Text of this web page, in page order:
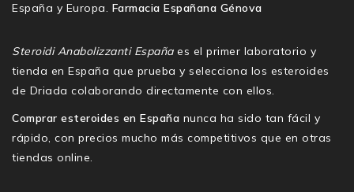
España y Europa. Farmacia Españana Génova
Steroidi Anabolizzanti Españaes el primer laboratorio y
tienda en España que prueba y selecciona los esteroides
de Driada colaborando directamente con ellos.
Comprar esteroides en España nunca ha sido tan fácil y
rápido, con precios mucho más competitivos que en otras
tiendas online.